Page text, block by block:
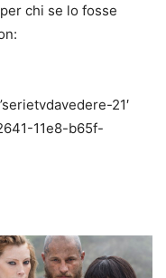
chi se lo fosse
21′
11e8-b65f-